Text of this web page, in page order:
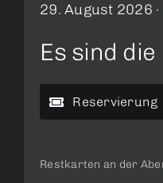
29. August 2026 ·
Es sind
Reservierung
Restkarten an der